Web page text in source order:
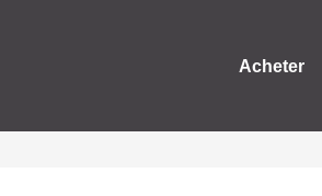
Acheter